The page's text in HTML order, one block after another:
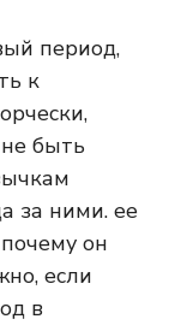
период,
к
быть
за ними. ее
он
если
в